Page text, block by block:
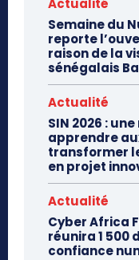
Actualité
Semaine du
reporte
raison de la
sénégalais
Actualité
SIN 2026 :
apprendre
transformer
en projet
Actualité
Cyber Africa
réunira 1 500
confiance